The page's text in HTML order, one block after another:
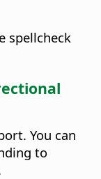
spellcheck
You can
to